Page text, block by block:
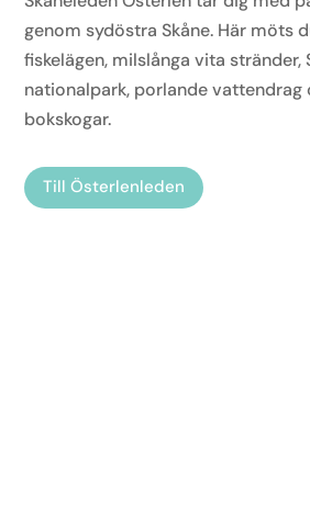
genom sydöstra Skåne. Här möts
fiskelägen, milslånga vita stränder,
nationalpark, porlande vattendrag
bokskogar.
Till Österlenleden